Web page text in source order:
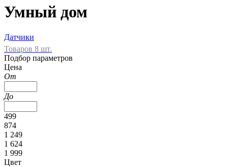
Умный дом
Датчики
Товаров 8 шт.
Подбор параметров
Цена
От
До
499
874
1 249
1 624
1 999
Цвет